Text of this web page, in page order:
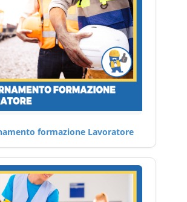
formazione Lavoratore